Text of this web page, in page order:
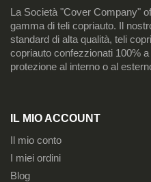
La Società "Cover Company"
gamma di teli copriauto. Il
standard di alta qualità, teli
copriauto confezzionati 100%
protezione al interno o al
IL MIO ACCOUNT
Il mio conto
I miei ordini
Blog